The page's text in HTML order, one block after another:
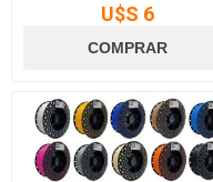
U$S 6